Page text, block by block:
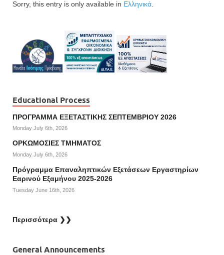
Sorry, this entry is only available in Ελληνικά.
Educational Process
ΠΡΟΓΡΑΜΜΑ ΕΞΕΤΑΣΤΙΚΗΣ ΣΕΠΤΕΜΒΡΙΟΥ 2026
Monday July 6th, 2026
ΟΡΚΩΜΟΣΙΕΣ ΤΜΗΜΑΤΟΣ
Monday July 6th, 2026
Πρόγραμμα Επαναληπτικών Εξετάσεων Εργαστηρίων
Εαρινού Εξαμήνου 2025-2026
Tuesday June 16th, 2026
Περισσότερα ❯❯
General Announcements